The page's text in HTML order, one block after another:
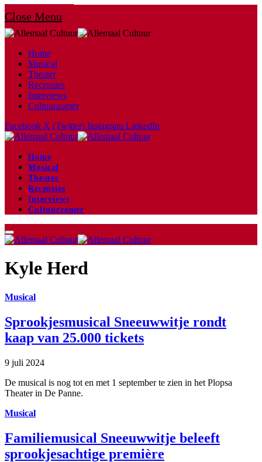
Close Menu
Home
Musical
Theater
Recensies
Interviews
Cultuurzomer
Facebook X (Twitter) Instagram LinkedIn
Home
Musical
Theater
Recensies
Interviews
Cultuurzomer
Kyle Herd
Musical
Sprookjesmusical Sneeuwwitje rondt
kaap van 25.000 tickets
9 juli 2024
De musical is nog tot en met 1 september te zien in het Plopsa
Theater in De Panne.
Musical
Familiemusical Sneeuwwitje beleeft
sprookjesachtige première